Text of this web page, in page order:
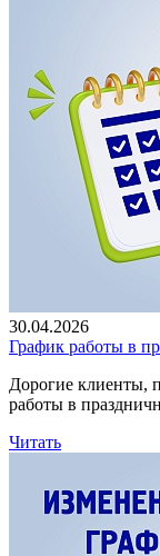
30.04.2026
График работы в
Дорогие клиенты,
работы в
Читать